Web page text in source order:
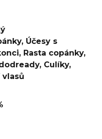
, Účesy s
, Rasta copánky,
, Culíky,
vlasů